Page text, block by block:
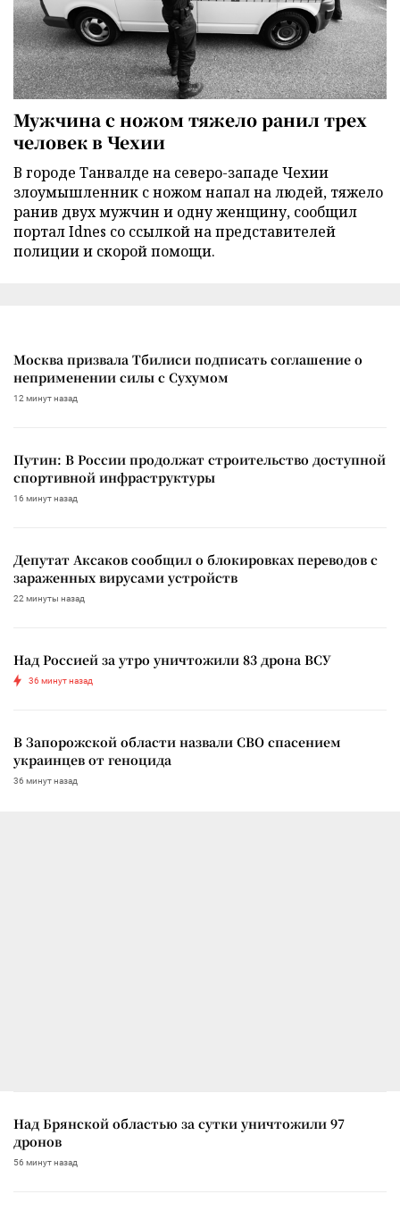
Мужчина с ножом тяжело ранил трех
человек в Чехии
В городе Танвалде на северо-западе Чехии
злоумышленник с ножом напал на людей, тяжело
ранив двух мужчин и одну женщину, сообщил
портал Idnes со ссылкой на представителей
полиции и скорой помощи.
Москва призвала Тбилиси подписать соглашение о
неприменении силы с Сухумом
12 минут назад
Путин: В России продолжат строительство доступной
спортивной инфраструктуры
16 минут назад
Депутат Аксаков сообщил о блокировках переводов с
зараженных вирусами устройств
22 минуты назад
Над Россией за утро уничтожили 83 дрона ВСУ
36 минут назад
В Запорожской области назвали СВО спасением
украинцев от геноцида
36 минут назад
Над Брянской областью за сутки уничтожили 97
дронов
56 минут назад